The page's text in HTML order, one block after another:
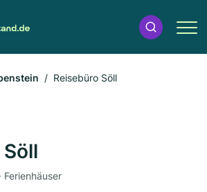
Reisebüro Söll
Ferienhäuser